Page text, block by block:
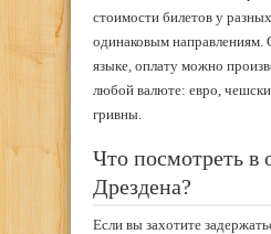
стоимости билетов у
одинаковым направлениям.
языке, оплату можно
любой валюте: евро,
гривны.
Что посмотреть в
Дрездена?
Если вы захотите